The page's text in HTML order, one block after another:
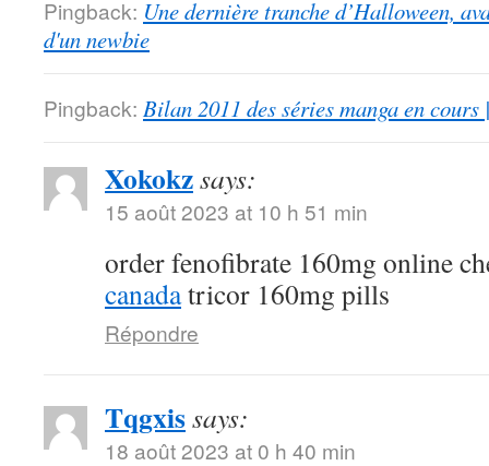
Pingback: Une dernière tranche d’Halloween,
d'un newbie
Pingback: Bilan 2011 des séries manga en
Xokokzsays:
15 août 2023 at 10 h 51 min
order fenofibrate 160mg online
canadatricor 160mg pills
Répondre
Tqgxissays:
18 août 2023 at 0 h 40 min